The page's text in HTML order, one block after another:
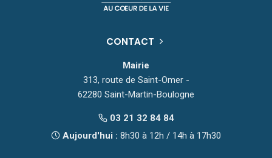
CONTACT
Mairie
313, route de Saint-Omer -
62280 Saint-Martin-Boulogne
03 21 32 84 84
Aujourd'hui : 8h30 à 12h / 14h à 17h30